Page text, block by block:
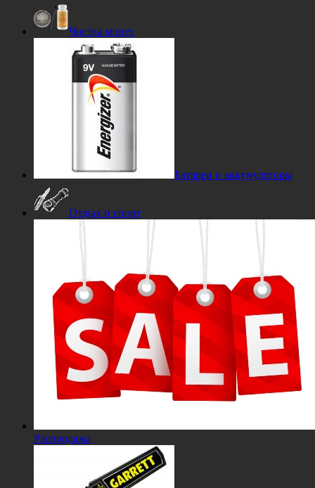
Чистка монет
Батареи и аккумуляторы
Отдых и спорт
Распродажа